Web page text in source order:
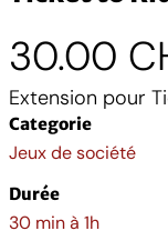
30.00
Extension pour
Categorie
Jeux de société
Durée
30 min à 1h